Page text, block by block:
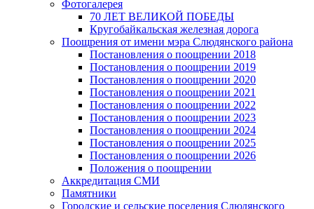
Фотогалерея
70 ЛЕТ ВЕЛИКОЙ ПОБЕДЫ
Кругобайкальская железная дорога
Поощрения от имени мэра Слюдянского района
Постановления о поощрении 2018
Постановления о поощрении 2019
Постановления о поощрении 2020
Постановления о поощрении 2021
Постановления о поощрении 2022
Постановления о поощрении 2023
Постановления о поощрении 2024
Постановления о поощрении 2025
Постановления о поощрении 2026
Положения о поощрении
Аккредитация СМИ
Памятники
Городские и сельские поселения Слюдянского